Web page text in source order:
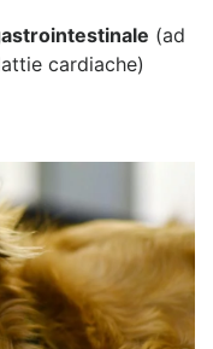
(ad
cardiache)